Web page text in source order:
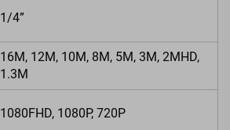
1/4”
16M, 12M, 10M, 8M, 5M, 3M, 2MHD,
1.3M
1080FHD, 1080P, 720P